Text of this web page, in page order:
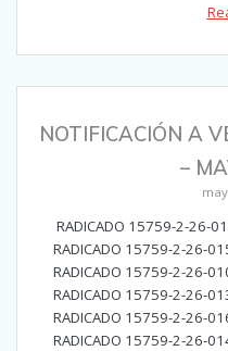
NOTIFICACIÓN A
–
RADICADO 15759-2-26-
RADICADO 15759-2-26-
RADICADO 15759-2-26-
RADICADO 15759-2-26-
RADICADO 15759-2-26-
RADICADO 15759-2-26-